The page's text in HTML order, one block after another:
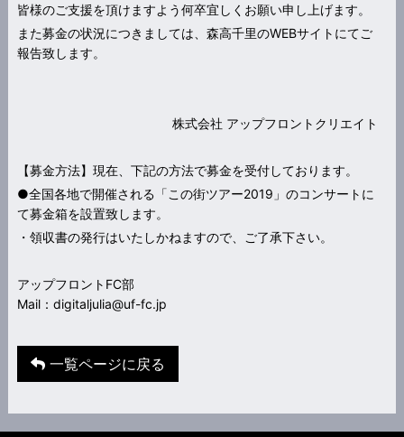
皆様のご支援を頂けますよう何卒宜しくお願い申し上げます。
また募金の状況につきましては、森高千里のWEBサイトにてご
報告致します。
株式会社 アップフロントクリエイト
【募金方法】現在、下記の方法で募金を受付しております。
●全国各地で開催される「この街ツアー2019」のコンサートに
て募金箱を設置致します。
・領収書の発行はいたしかねますので、ご了承下さい。
アップフロントFC部
Mail： digitaljulia@uf-fc.jp
一覧ページに戻る